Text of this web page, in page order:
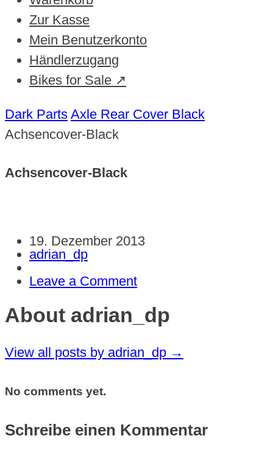
Zur Kasse
Mein Benutzerkonto
Händlerzugang
Bikes for Sale ↗
Dark Parts Axle Rear Cover Black
Achsencover-Black
Achsencover-Black
19. Dezember 2013
adrian_dp
Leave a Comment
About adrian_dp
View all posts by adrian_dp →
No comments yet.
Schreibe einen Kommentar